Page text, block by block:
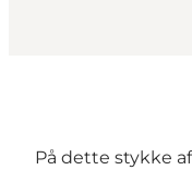
På dette stykke